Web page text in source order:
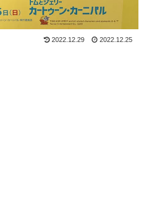
2022.12.29 2022.12.25